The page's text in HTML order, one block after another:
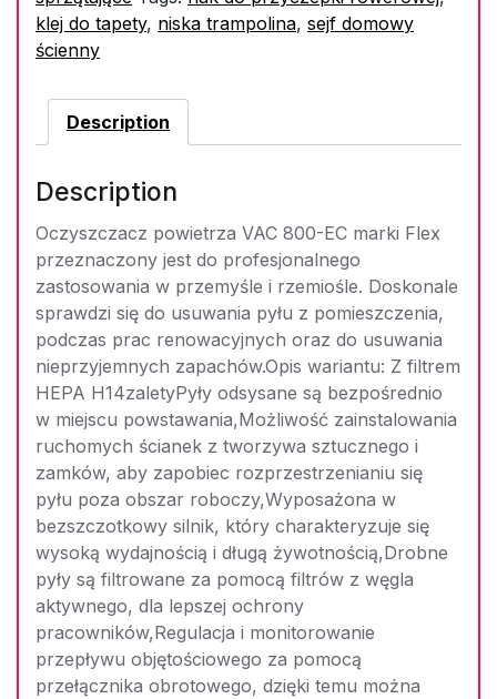
klej do tapety, niska trampolina, sejf domowy
ścienny
Description
Description
Oczyszczacz powietrza VAC 800-EC marki Flex
przeznaczony jest do profesjonalnego
zastosowania w przemyśle i rzemiośle. Doskonale
sprawdzi się do usuwania pyłu z pomieszczenia,
podczas prac renowacyjnych oraz do usuwania
nieprzyjemnych zapachów.Opis wariantu: Z filtrem
HEPA H14zaletyPyły odsysane są bezpośrednio
w miejscu powstawania,Możliwość zainstalowania
ruchomych ścianek z tworzywa sztucznego i
zamków, aby zapobiec rozprzestrzenianiu się
pyłu poza obszar roboczy,Wyposażona w
bezszczotkowy silnik, który charakteryzuje się
wysoką wydajnością i długą żywotnością,Drobne
pyły są filtrowane za pomocą filtrów z węgla
aktywnego, dla lepszej ochrony
pracowników,Regulacja i monitorowanie
przepływu objętościowego za pomocą
przełącznika obrotowego, dzięki temu można